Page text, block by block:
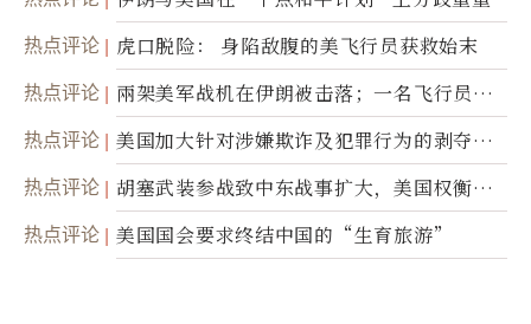
热点评论 虎口脱险： 身陷敌腹的美飞行员获救始末
热点评论
兩架美军战机在伊朗被击落；一名飞行员失
踪
热点评论
美国加大针对涉嫌欺诈及犯罪行为的剥夺公
民权力度
热点评论
胡塞武装参战致中东战事扩大，美国权衡地
面入侵的可能性
热点评论 美国国会要求终结中国的“生育旅游”